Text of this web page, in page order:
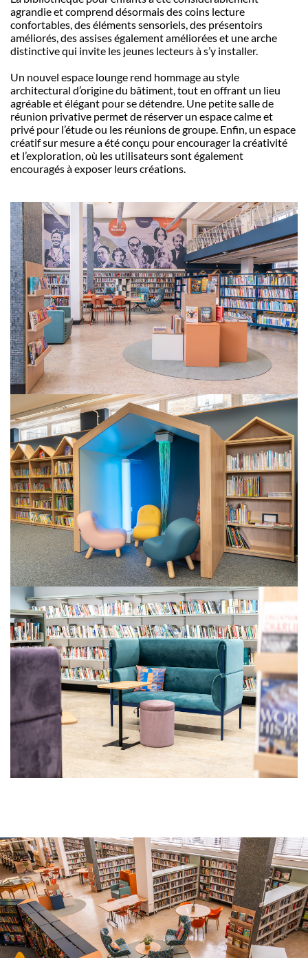
agrandie et comprend désormais des coins lecture
confortables, des éléments sensoriels, des présentoirs
améliorés, des assises également améliorées et une arche
distinctive qui invite les jeunes lecteurs à s’y installer.
Un nouvel espace lounge rend hommage au style
architectural d’origine du bâtiment, tout en offrant un lieu
agréable et élégant pour se détendre. Une petite salle de
réunion privative permet de réserver un espace calme et
privé pour l’étude ou les réunions de groupe. Enfin, un espace
créatif sur mesure a été conçu pour encourager la créativité
et l’exploration, où les utilisateurs sont également
encouragés à exposer leurs créations.